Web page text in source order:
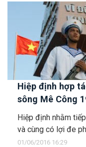
Hiệp định hợp
sông Mê Công
Hiệp định nhằm
và cùng có lợi đe
01/06/2016 16:29